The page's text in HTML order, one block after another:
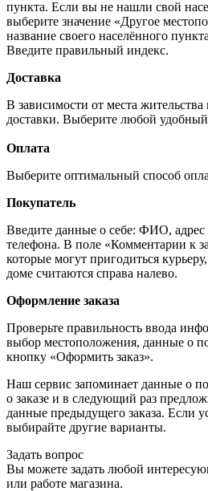
пункта. Если вы не нашли свой
выберите значение «Другое
название своего населённого
Введите правильный индекс.
Доставка
В зависимости от места
доставки. Выберите любой
Оплата
Выберите оптимальный способ
Покупатель
Введите данные о себе: ФИО, адрес
телефона. В поле «Комментарии к
которые могут пригодиться
доме считаются справа налево.
Оформление заказа
Проверьте правильность ввода
выбор местоположения, данные о
кнопку «Оформить заказ».
Наш сервис запоминает данные о
о заказе и в следующий раз
данные предыдущего заказа. Если
выбирайте другие варианты.
Задать вопрос
Вы можете задать любой
или работе магазина.